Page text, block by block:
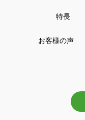
特長
お客様の声